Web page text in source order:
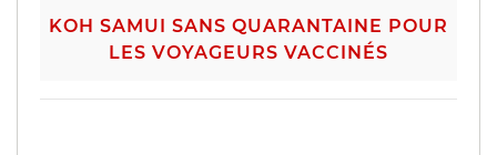
KOH SAMUI SANS QUARANTAINE POUR
LES VOYAGEURS VACCINÉS